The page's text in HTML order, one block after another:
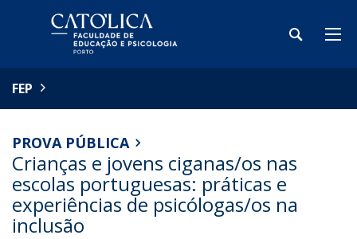
FEP
PROVA PÚBLICA
Crianças e jovens ciganas/os nas
escolas portuguesas: práticas e
experiências de psicólogas/os na
inclusão